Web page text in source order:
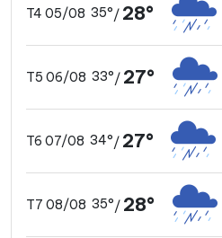
T4 05/08 35°/ 28°
T5 06/08 33°/ 27°
T6 07/08 34°/ 27°
T7 08/08 35°/ 28°